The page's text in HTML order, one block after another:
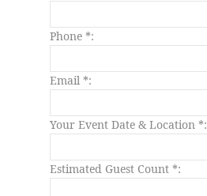
Phone *:
Email *:
Your Event Date & Location *:
Estimated Guest Count *: